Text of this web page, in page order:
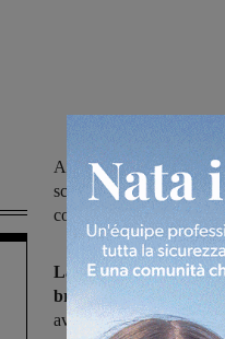
Allungato il periodo di
scadenza era stata
condizioni meteo è stata
La Toscana ha
bruciareresidui
avanti la fine del